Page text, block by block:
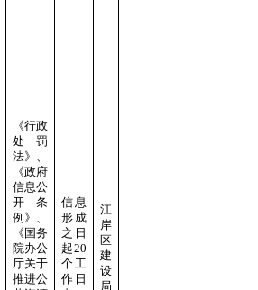
《行政
处罚
法》、
《政府
信息公
开条
例》、
《国务
院办公
厅关于
推进公
信息
形成
之日
起20
个工
作日
江
岸
区
建
设
局